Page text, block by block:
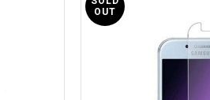
OUT